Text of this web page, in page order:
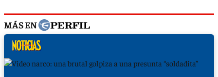
MÁS EN